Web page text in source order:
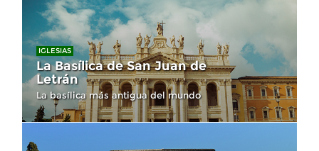
IGLESIAS
La Basílica de San Juan de
Letrán
La basílica más antigua del mundo